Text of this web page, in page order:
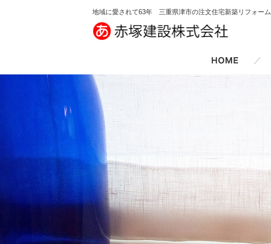
地域に愛されて63年 三重県津市の注文住宅新築リフォーム
／